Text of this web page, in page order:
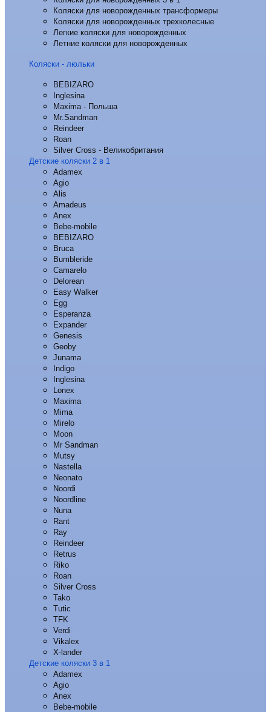
Коляски для новорожденных трансформеры
Коляски для новорожденных трехколесные
Легкие коляски для новорожденных
Летние коляски для новорожденных
Коляски - люльки
BEBIZARO
Inglesina
Maxima - Польша
Mr.Sandman
Reindeer
Roan
Silver Cross - Великобритания
Детские коляски 2 в 1
Adamex
Agio
Alis
Amadeus
Anex
Bebe-mobile
BEBIZARO
Bruca
Bumbleride
Camarelo
Delorean
Easy Walker
Egg
Esperanza
Expander
Genesis
Geoby
Junama
Indigo
Inglesina
Lonex
Maxima
Mima
Mirelo
Moon
Mr Sandman
Mutsy
Nastella
Neonato
Noordi
Noordline
Nuna
Rant
Ray
Reindeer
Retrus
Riko
Roan
Silver Cross
Tako
Tutic
TFK
Verdi
Vikalex
X-lander
Детские коляски 3 в 1
Adamex
Agio
Anex
Bebe-mobile